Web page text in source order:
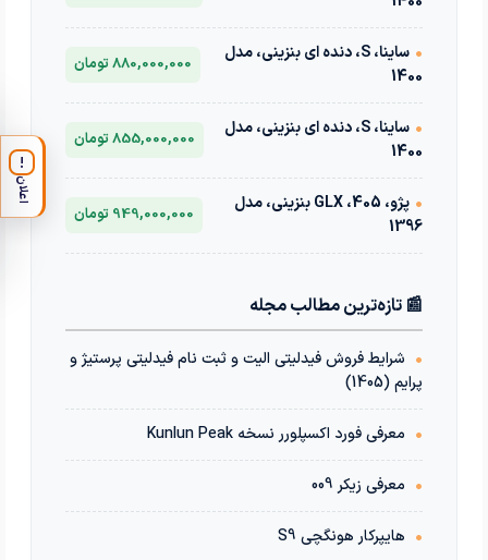
•
ساینا، S، دنده ای بنزینی، مدل
1400
880,000,000 تومان
•
ساینا، S، دنده ای بنزینی، مدل
1400
855,000,000 تومان
•
پژو، 405، GLX بنزینی، مدل
1396
949,000,000 تومان
📰 تازه‌ترین مطالب مجله
• شرایط فروش فیدلیتی الیت و ثبت نام فیدلیتی پرستیژ و
پرایم (1405)
• معرفی فورد اکسپلورر نسخه Kunlun Peak
• معرفی زیکر 009
• هایپرکار هونگچی S9
!
اعلان